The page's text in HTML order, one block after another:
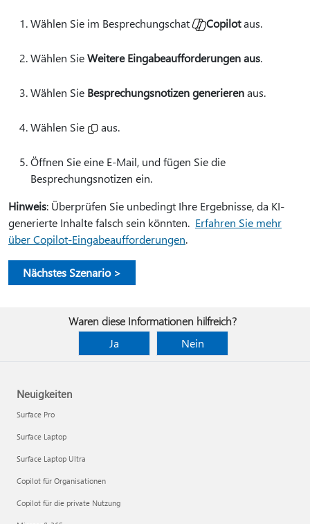
Wählen Sie im Besprechungschat Copilotaus.
Wählen SieWeitere Eingabeaufforderungen aus.
Wählen Sie Besprechungsnotizen generierenaus.
Wählen Sie aus.
Öffnen Sie eine E-Mail, und fügen Sie die
Besprechungsnotizen ein.
Hinweis: Überprüfen Sie unbedingt Ihre Ergebnisse, da KI-
generierte Inhalte falsch sein könnten. Erfahren Sie mehr
über Copilot-Eingabeaufforderungen.
Nächstes Szenario >
Waren diese Informationen hilfreich?
Ja
Nein
Neuigkeiten
Surface Pro
Surface Laptop
Surface Laptop Ultra
Copilot für Organisationen
Copilot für die private Nutzung